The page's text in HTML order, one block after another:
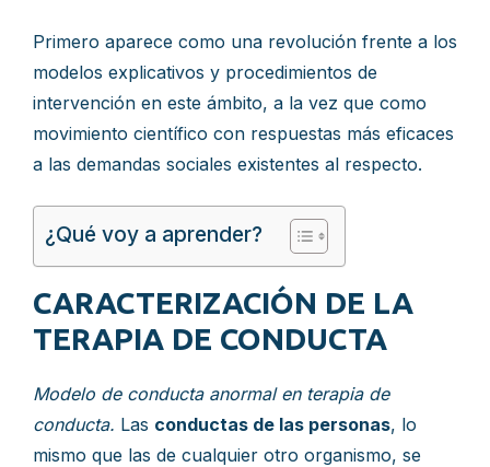
Primero aparece como una revolución frente a los
modelos explicativos y procedimientos de
intervención en este ámbito, a la vez que como
movimiento científico con respuestas más eficaces
a las demandas sociales existentes al respecto.
¿Qué voy a aprender?
CARACTERIZACIÓN DE LA
TERAPIA DE CONDUCTA
Modelo de conducta anormal en terapia de
conducta. Las conductas de las personas, lo
mismo que las de cualquier otro organismo, se